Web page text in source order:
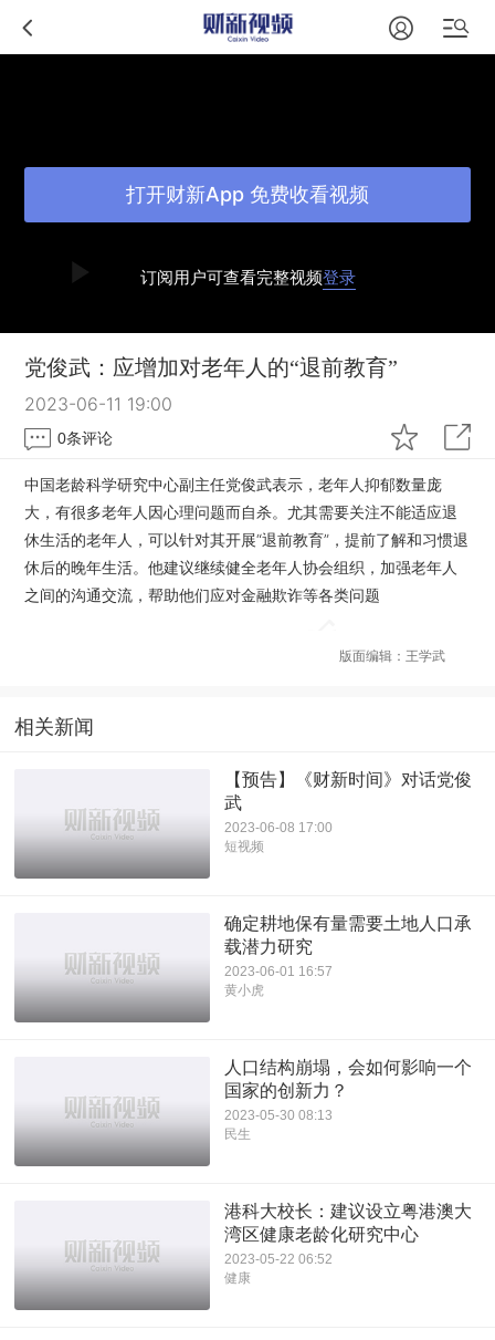
订阅用户可查看完整视频登录
打开财新App 免费收看视频
党俊武：应增加对老年人的“退前教育”
2023-06-11 19:00
0条评论
中国老龄科学研究中心副主任党俊武表示，老年人抑郁数量庞
大，有很多老年人因心理问题而自杀。尤其需要关注不能适应退
休生活的老年人，可以针对其开展“退前教育”，提前了解和习惯退
休后的晚年生活。他建议继续健全老年人协会组织，加强老年人
之间的沟通交流，帮助他们应对金融欺诈等各类问题
版面编辑：王学武
相关新闻
【预告】《财新时间》对话党俊
武
2023-06-08 17:00
短视频
确定耕地保有量需要土地人口承
载潜力研究
2023-06-01 16:57
黄小虎
人口结构崩塌，会如何影响一个
国家的创新力？
2023-05-30 08:13
民生
港科大校长：建议设立粤港澳大
湾区健康老龄化研究中心
2023-05-22 06:52
健康